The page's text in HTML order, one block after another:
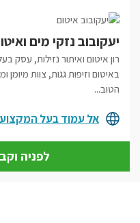
יעקובוב נזקי מים
רון איטום ואיתור נזילות, עסק
באיטום וזיפות גגות, צוות
הטוב...
אל עמוד בעל
לפניה